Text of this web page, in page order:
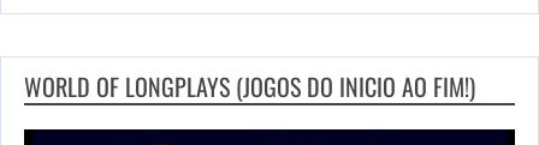
WORLD OF LONGPLAYS (JOGOS DO INICIO AO FIM!)